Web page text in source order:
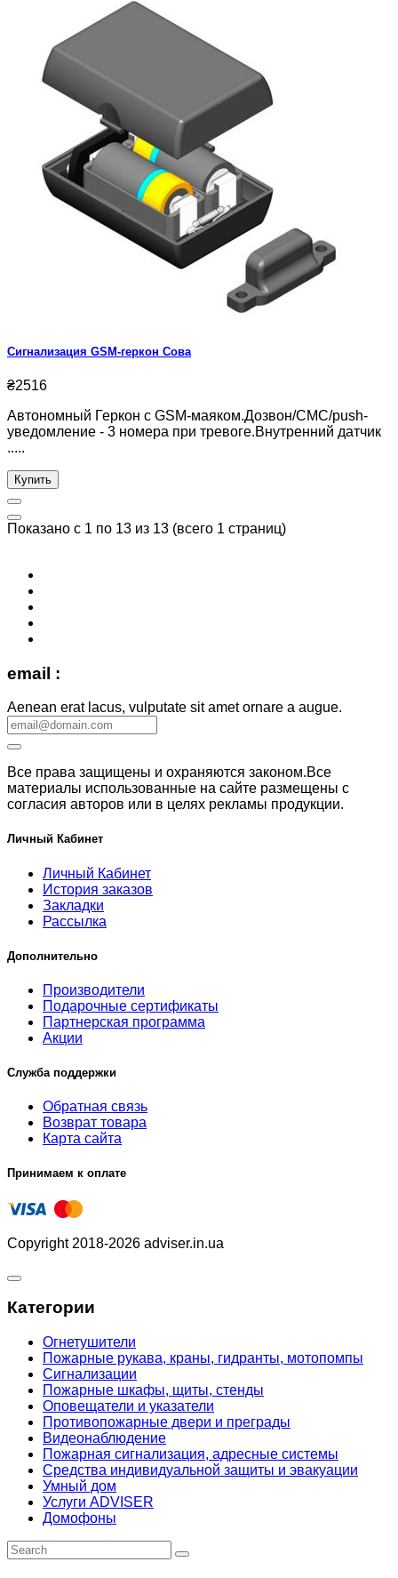
Сигнализация GSM-геркон Сова
₴2516
Автономный Геркон с GSM-маяком.Дозвон/СМС/push-
уведомление - 3 номера при тревоге.Внутренний датчик
.....
Купить
Показано с 1 по 13 из 13 (всего 1 страниц)
email :
Aenean erat lacus, vulputate sit amet ornare a augue.
Все права защищены и охраняются законом.Все
материалы использованные на сайте размещены с
согласия авторов или в целях рекламы продукции.
Личный Кабинет
Личный Кабинет
История заказов
Закладки
Рассылка
Дополнительно
Производители
Подарочные сертификаты
Партнерская программа
Акции
Служба поддержки
Обратная связь
Возврат товара
Карта сайта
Принимаем к оплате
Copyright 2018-2026 adviser.in.ua
Категории
Огнетушители
Пожарные рукава, краны, гидранты, мотопомпы
Сигнализации
Пожарные шкафы, щиты, стенды
Оповещатели и указатели
Противопожарные двери и преграды
Видеонаблюдение
Пожарная сигнализация, адресные системы
Средства индивидуальной защиты и эвакуации
Умный дом
Услуги ADVISER
Домофоны